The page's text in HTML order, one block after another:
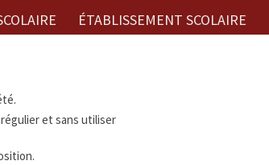
ÉTABLISSEMENT SCOLAIRE
et sans utiliser